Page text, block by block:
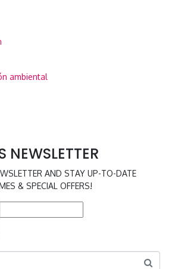
ambiental
NEWSLETTER
AND STAY UP-TO-DATE
& SPECIAL OFFERS!